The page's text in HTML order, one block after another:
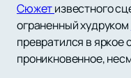
Сюжетизвестного
ограненный худруком
превратился в яркое
проникновенное,